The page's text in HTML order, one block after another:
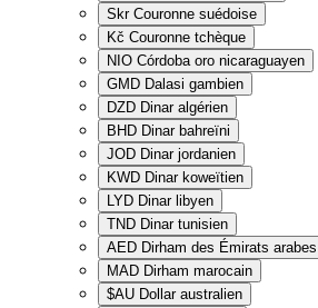
Skr Couronne suédoise
Kč Couronne tchèque
NIO Córdoba oro nicaraguayen
GMD Dalasi gambien
DZD Dinar algérien
BHD Dinar bahreïni
JOD Dinar jordanien
KWD Dinar koweïtien
LYD Dinar libyen
TND Dinar tunisien
AED Dirham des Émirats
MAD Dirham marocain
$AU Dollar australien